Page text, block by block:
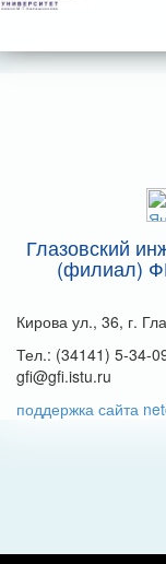
Глазовский
(филиал)
Кирова ул., 36, г.
Тел.: (34141) 5-34-
gfi@gfi.istu.ru
поддержка сайта